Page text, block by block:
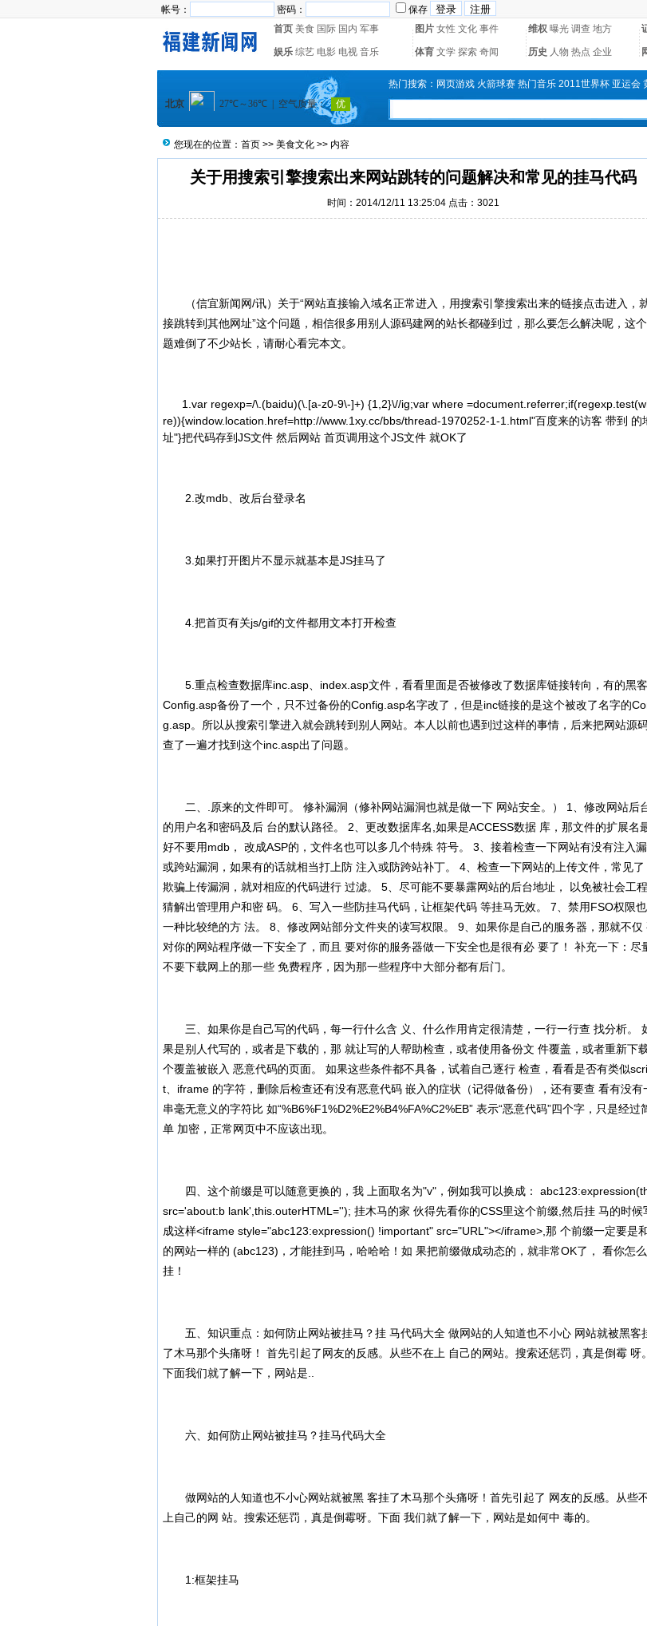
帐号： 密码： 保存
首页 美食 国际 国内 军事 图片 女性 文化 事件 维权 曝光 调查 地方
娱乐 综艺 电影 电视 音乐 体育 文学 探索 奇闻 历史 人物 热点 企业
热门搜索： 网页游戏 火箭球赛 热门音乐 2011世界杯 亚运会
您现在的位置： 首页 >> 美食文化 >> 内容
关于用搜索引擎搜索出来网站跳转的问题解决和常见的挂马代码
时间：2014/12/11 13:25:04 点击：3021
（信宜新闻网/讯）关于“网站直接输入域名正常进入，用搜索引擎搜索出来的链接点击进入，
接跳转到其他网址”这个问题，相信很多用别人源码建网的站长都碰到过，那么要怎么解决呢，这
题难倒了不少站长，请耐心看完本文。
1.var regexp=/\.(baidu)(\.[a-z0-9\-]+) {1,2}\//ig;var where
re)){window.location.href=http://www.1xy.cc/bbs/thread-1970252-1-1.html"百度来的访客 带到 的
址"}把代码存到JS文件 然后网站 首页调用这个JS文件 就OK了
2.改mdb、改后台登录名
3.如果打开图片不显示就基本是JS挂马了
4.把首页有关js/gif的文件都用文本打开检查
5.重点检查数据库inc.asp、index.asp文件，看看里面是否被修改了数据库链接转向，有的黑
Config.asp备份了一个，只不过备份的Config.asp名字改了，但是inc链接的是这个被改了名字的
g.asp。所以从搜索引擎进入就会跳转到别人网站。本人以前也遇到过这样的事情，后来把网站源
查了一遍才找到这个inc.asp出了问题。
二、.原来的文件即可。 修补漏洞（修补网站漏洞也就是做一下 网站安全。） 1、修改网站后
的用户名和密码及后 台的默认路径。 2、更改数据库名,如果是ACCESS数据 库，那文件的扩展名
好不要用mdb， 改成ASP的，文件名也可以多几个特殊 符号。 3、接着检查一下网站有没有注入
或跨站漏洞，如果有的话就相当打上防 注入或防跨站补丁。 4、检查一下网站的上传文件，常见了
欺骗上传漏洞，就对相应的代码进行 过滤。 5、尽可能不要暴露网站的后台地址， 以免被社会工
猜解出管理用户和密 码。 6、写入一些防挂马代码，让框架代码 等挂马无效。 7、禁用FSO权限
一种比较绝的方 法。 8、修改网站部分文件夹的读写权限。 9、如果你是自己的服务器，那就不仅
对你的网站程序做一下安全了，而且 要对你的服务器做一下安全也是很有必 要了！ 补充一下：尽
不要下载网上的那一些 免费程序，因为那一些程序中大部分都有后门。
三、如果你是自己写的代码，每一行什么含 义、什么作用肯定很清楚，一行一行查 找分析。
果是别人代写的，或者是下载的，那 就让写的人帮助检查，或者使用备份文 件覆盖，或者重新下
个覆盖被嵌入 恶意代码的页面。 如果这些条件都不具备，试着自己逐行 检查，看看是否有类似
t、iframe 的字符，删除后检查还有没有恶意代码 嵌入的症状（记得做备份），还有要查 看有没有
串毫无意义的字符比 如“%B6%F1%D2%E2%B4%FA%C2%EB” 表示“恶意代码”四个字，只是经过
单 加密，正常网页中不应该出现。
四、这个前缀是可以随意更换的，我 上面取名为"v"，例如我可以换成：
src='about:b lank',this.outerHTML=''); 挂木马的家 伙得先看你的CSS里这个前缀,然后挂 马的时候
成这样<iframe style="abc123:expression() !important" src="URL"></iframe>,那 个前缀一定要是
的网站一样的 (abc123)，才能挂到马，哈哈哈！如 果把前缀做成动态的，就非常OK了， 看你怎么
挂！
五、知识重点：如何防止网站被挂马？挂 马代码大全 做网站的人知道也不小心 网站就被黑客
了木马那个头痛呀！ 首先引起了网友的反感。从些不在上 自己的网站。搜索还惩罚，真是倒霉 呀。
下面我们就了解一下，网站是..
六、如何防止网站被挂马？挂马代码大全
做网站的人知道也不小心网站就被黑 客挂了木马那个头痛呀！首先引起了 网友的反感。从些
上自己的网 站。搜索还惩罚，真是倒霉呀。下面 我们就了解一下，网站是如何中 毒的。
1:框架挂马